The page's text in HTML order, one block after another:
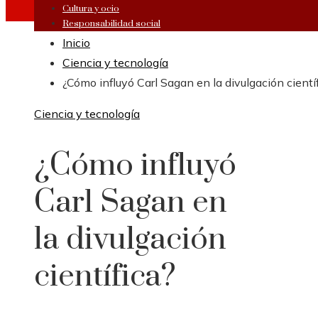
Cultura y ocio
Responsabilidad social
Inicio
Ciencia y tecnología
¿Cómo influyó Carl Sagan en la divulgación
Ciencia y tecnología
¿Cómo influyó
Carl Sagan en
la divulgación
científica?